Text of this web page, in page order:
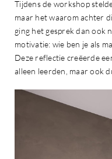
Tijdens de workshop
maar het waarom achter
ging het gesprek dan ook
motivatie: wie ben je als
Deze reflectie creëerde
alleen leerden, maar ook